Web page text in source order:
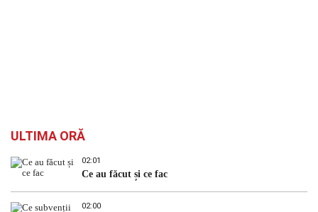
ULTIMA ORĂ
02:01
Ce au făcut și ce fac
02:00